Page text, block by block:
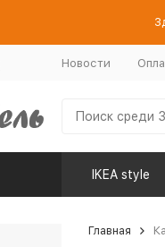
Новости
IKEA style
Главная